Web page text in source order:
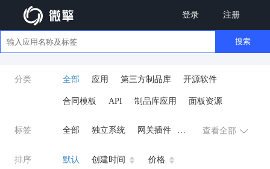
登录 注册
搜索
分类 全部 应用 第三方制品库 开源软件
合同模板 API 制品库应用 面板资源
标签 全部 独立系统 网关插件 查看全部
排序 默认 创建时间 价格